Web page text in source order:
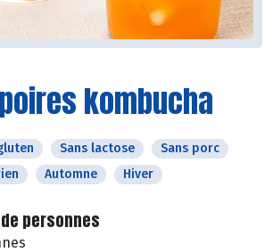
kombucha
Sans lactose
Sans porc
Automne Hiver
personnes